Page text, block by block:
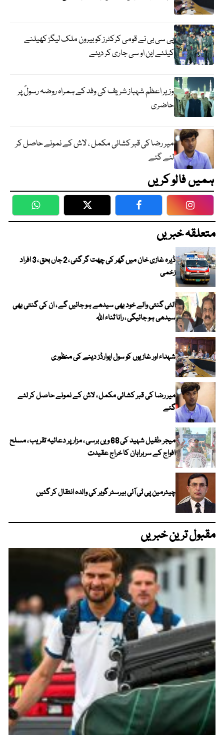
پی سی بی نے قومی کرکٹرز کو بیرون ملک لیگز کھیلنے
کیلئے این او سی جاری کر دیئے
وزیر اعظم شہباز شریف کی وفد کے ہمراہ روضہ رسولؐ پر
حاضری
میر رضا کی قبر کشائی مکمل ، لاش کے نمونے حاصل کر
لئے گئے
ہمیں فالو کریں
WhatsApp Twitter Facebook
متعلقہ خبریں
ڈیرہ غازی خان میں گھر کی چھت گر گئی ، 2 جاں بحق ، 3 افراد
زخمی
الٹی گنتی والے خود بھی سیدھے ہو جائیں گے ، ان کی گنتی بھی
سیدھی ہو جائیگی ، رانا ثناء اللہ
شہداء اور غازیوں کو سول ایوارڈز دینے کی منظوری
میر رضا کی قبر کشائی مکمل ، لاش کے نمونے حاصل کر لئے
گئے
میجر طفیل شہید کی 68 ویں برسی ، مزار پر دعائیہ تقریب ، مسلح
افواج کے سربراہان کا خراج عقیدت
چیئرمین پی ٹی آئی بیرسٹر گوہر کی والدہ انتقال کر گئیں
مقبول ترین خبریں